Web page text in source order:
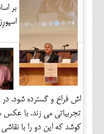
بر
اش فراخ و گسترده شود.
تجربیاتی می زند. با
کوشد که این دو را با